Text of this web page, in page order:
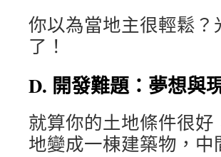
你以為當地主很輕鬆
了！
D. 開發難題：夢想與
就算你的土地條件很
地變成一棟建築物，